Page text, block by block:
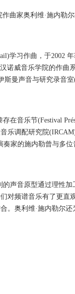
曲家奥利维·施内勒
学习作曲，于2002 年
诺威音乐学院的作曲
斯曼声音与研究录音室
存在音乐节(Festival Pré
乐调配研究院
奏家的施内勒曾与多
声音原型通过理性加
对频谱音乐有了更直
。奥利维·施内勒尔